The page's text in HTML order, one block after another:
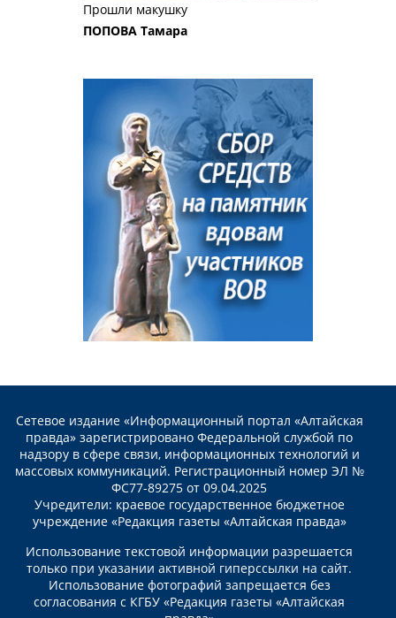
Прошли макушку
ПОПОВА Тамара
Сетевое издание «Информационный портал «Алтайская
правда» зарегистрировано Федеральной службой по
надзору в сфере связи, информационных технологий и
массовых коммуникаций. Регистрационный номер ЭЛ №
ФС77-89275 от 09.04.2025
Учредители: краевое государственное бюджетное
учреждение «Редакция газеты «Алтайская правда»
Использование текстовой информации разрешается
только при указании активной гиперссылки на сайт.
Использование фотографий запрещается без
согласования с КГБУ «Редакция газеты «Алтайская